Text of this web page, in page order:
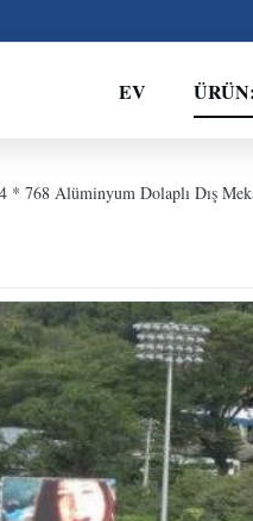
EV
* 768 Alüminyum Dolaplı Dış